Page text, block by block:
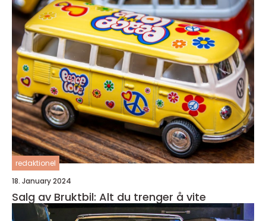
redaktionel
18. January 2024
Salg av Bruktbil: Alt du trenger å vite